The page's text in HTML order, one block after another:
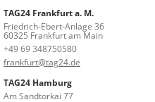
TAG24 Frankfurt a. M.
Friedrich-Ebert-Anlage 36
60325 Frankfurt am Main
+49 69 348750580
frankfurt@tag24.de
TAG24 Hamburg
Am Sandtorkai 77